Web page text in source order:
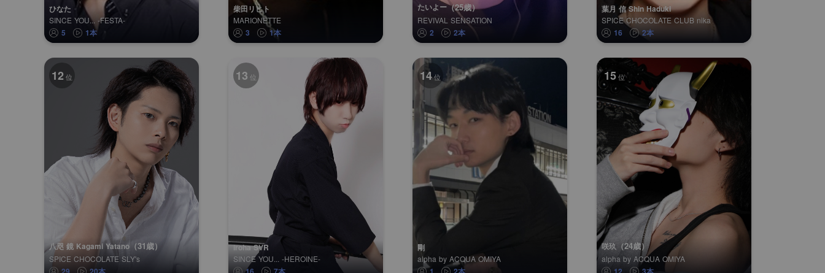
ひなた
SINCE YOU... -FESTA-
5 1本
柴田リヒト
MARIONETTE
3 1本
たいよー（25歳）
REVIVAL SENSATION
2 2本
葉月 信 Shin Haduki
SPICE CHOCOLATE CLUB nika
16 2本
12 位
八咫 鏡 Kagami Yatano （31歳）
SPICE CHOCOLATE SLY's
13 位
iroha SVR
SINCE YOU... -HEROINE-
14位
剛
alpha by ACQUA OMIYA
15位
咲玖 （24歳）
alpha by ACQUA OMIYA